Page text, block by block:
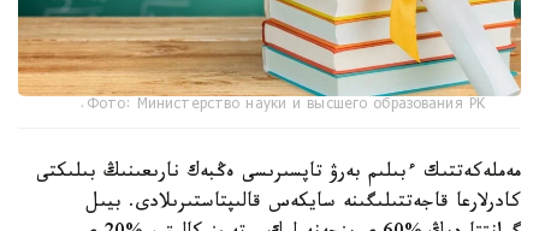
Фото: Министерство науки и высшего образования РК.
مەملەكەتتىك ءبىلىم بەرۋ تاپسىرىسى ەڭبەك نارىعىنىڭ بىلىكتى
كادرلارعا قاجەتتىلىگىنە سايكەس قالىپتاستىرىلادى. بيىل